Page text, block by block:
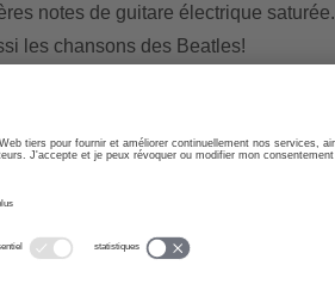
notes de guitare électrique saturée.
les chansons des Beatles!
prêtre moderne?
! Mais nous, les jeunes qui venions